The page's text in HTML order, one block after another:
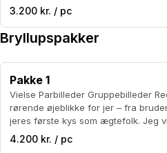
3.200 kr. / pc
Bryllupspakker
Pakke 1
Vielse Parbilleder Gruppebilleder Reception 4 timers varighed Under vielsen vil
rørende øjeblikke for jer – fra
jeres første kys som ægtefolk. Jeg
sikrer, at hvert dyrebart øjeblik bliver fanget. Til parbillederne, vil jeg tage jer med
location, hvor vi sammen kan
4.200 kr. / pc